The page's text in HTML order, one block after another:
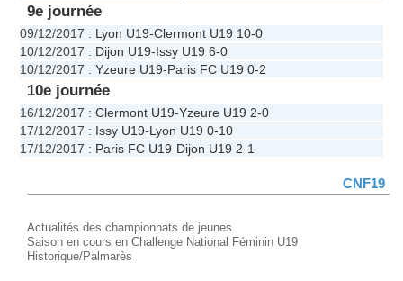
9e journée
09/12/2017 : Lyon U19-Clermont U19 10-0
10/12/2017 : Dijon U19-Issy U19 6-0
10/12/2017 : Yzeure U19-Paris FC U19 0-2
10e journée
16/12/2017 : Clermont U19-Yzeure U19 2-0
17/12/2017 : Issy U19-Lyon U19 0-10
17/12/2017 : Paris FC U19-Dijon U19 2-1
CNF19
Actualités des championnats de jeunes
Saison en cours en Challenge National Féminin U19
Historique/Palmarès